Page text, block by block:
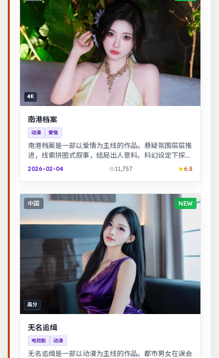
4K
南港档案
动漫 爱情
南港档案是一部以爱情为主线的作品。悬疑氛围层层推
进，线索拼图式叙事，结局出人意料。科幻设定下探讨
亲情与记忆，视觉风格鲜明，节奏张弛有度。
2026-02-04 11,757 6.8
中国 NEW
高分
无名追缉
电视剧 动漫
无名追缉是一部以动漫为主线的作品。都市男女在误会